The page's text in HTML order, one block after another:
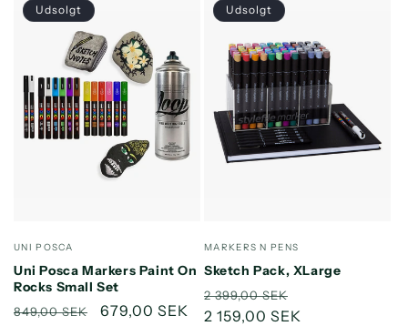
Udsolgt
Forhandler:
UNI POSCA
Uni Posca Markers Paint On
Rocks Small Set
Normalpris
849,00 SEK Udsalgspris
679,00 SEK
Udsolgt
Forhandler:
MARKERS N PENS
Sketch Pack, XLarge
Normalpris
2 399,00 SEK
2 159,00 SEK